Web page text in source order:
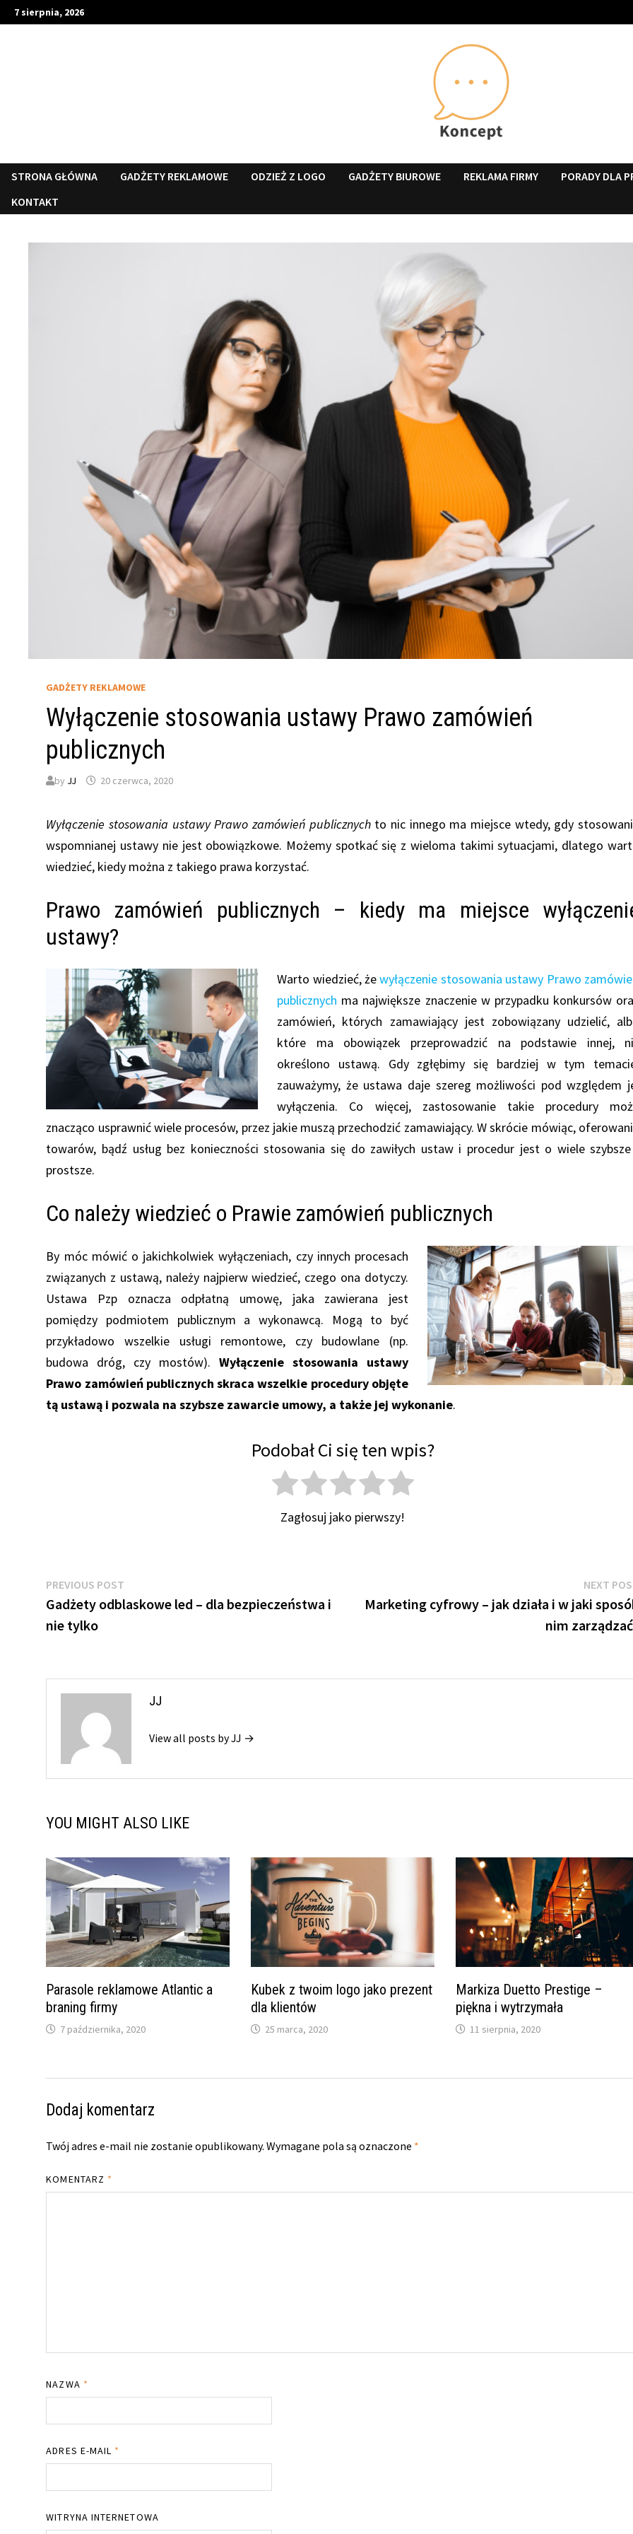
Skip
to
7 sierpnia, 2026
STRONA GŁÓWNA GADŻETY REKLAMOWE ODZIEŻ Z LOGO GADŻETY BIUROWE REKLAMA FIRMY
PORADY DLA
KONTAKT
GADŻETY REKLAMOWE
Wyłączenie stosowania ustawy Prawo zamówień
publicznych
by JJ 20 czerwca, 2020
Wyłączenie stosowania ustawy Prawo zamówień publicznychto nic innego ma miejsce wtedy, gdy
wspomnianej ustawy nie jest obowiązkowe. Możemy spotkać się z wieloma takimi sytuacjami, dlatego
wiedzieć, kiedy można z takiego prawa korzystać.
Prawo zamówień publicznych – kiedy ma miejsce
ustawy?
Warto wiedzieć, żewyłączenie stosowania ustawy Prawo
publicznych ma największe znaczenie w przypadku konkursów
zamówień, których zamawiający jest zobowiązany udzielić,
które ma obowiązek przeprowadzić na podstawie innej,
określono ustawą. Gdy zgłębimy się bardziej w tym
zauważymy, że ustawa daje szereg możliwości pod względem
wyłączenia. Co więcej, zastosowanie takie procedury
znacząco usprawnić wiele procesów, przez jakie muszą przechodzić zamawiający. W skrócie mówiąc,
towarów, bądź usług bez konieczności stosowania się do zawiłych ustaw i procedur jest o wiele
prostsze.
Co należy wiedzieć o Prawie zamówień publicznych
By móc mówić o jakichkolwiek wyłączeniach, czy innych procesach
związanych z ustawą, należy najpierw wiedzieć, czego ona dotyczy.
Ustawa Pzp oznacza odpłatną umowę, jaka zawierana jest
pomiędzy podmiotem publicznym a wykonawcą. Mogą to być
przykładowo wszelkie usługi remontowe, czy budowlane (np.
budowa dróg, czy mostów).Wyłączenie stosowania ustawy
Prawo zamówień publicznych skraca wszelkie procedury objęte
tą ustawą i pozwala na szybsze zawarcie umowy, a także jej wykonanie.
Podobał Ci się ten wpis?
Zagłosuj jako pierwszy!
Nawigacja
wpisu
PREVIOUS POST
post:
Gadżety odblaskowe led – dla bezpieczeństwa i
nie tylko
NEXT
Marketing cyfrowy – jak działa i w jaki
nim
JJ
View all posts by JJ →
YOU MIGHT ALSO LIKE
Parasole reklamowe Atlantic a
braning firmy
7 października, 2020
Kubek z twoim logo jako prezent
dla klientów
25 marca, 2020
Markiza Duetto Prestige –
piękna i wytrzymała
11 sierpnia, 2020
Dodaj komentarz
Twój adres e-mail nie zostanie opublikowany. Wymagane pola są oznaczone *
KOMENTARZ *
NAZWA *
ADRES E-MAIL *
WITRYNA INTERNETOWA